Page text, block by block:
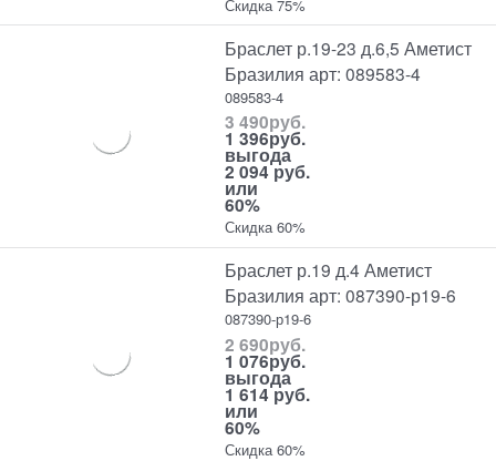
Скидка 75%
Браслет р.19-23 д.6,5 Аметист
Бразилия арт: 089583-4
089583-4
3 490руб.
1 396руб.
выгода
2 094 руб.
или
60%
Скидка 60%
Браслет р.19 д.4 Аметист
Бразилия арт: 087390-р19-6
087390-р19-6
2 690руб.
1 076руб.
выгода
1 614 руб.
или
60%
Скидка 60%